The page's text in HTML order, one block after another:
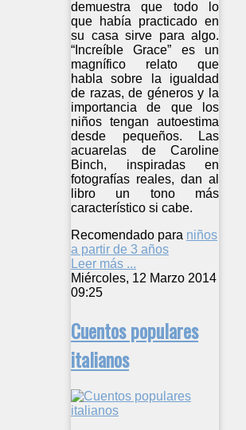
demuestra que todo lo
que había practicado en
su casa sirve para algo.
“Increíble Grace” es un
magnífico relato que
habla sobre la igualdad
de razas, de géneros y la
importancia de que los
niños tengan autoestima
desde pequeños. Las
acuarelas de Caroline
Binch, inspiradas en
fotografías reales, dan al
libro un tono más
característico si cabe.
Recomendado para niños
a partir de 3 años
Leer más ...
Miércoles, 12 Marzo 2014
09:25
Cuentos populares
italianos